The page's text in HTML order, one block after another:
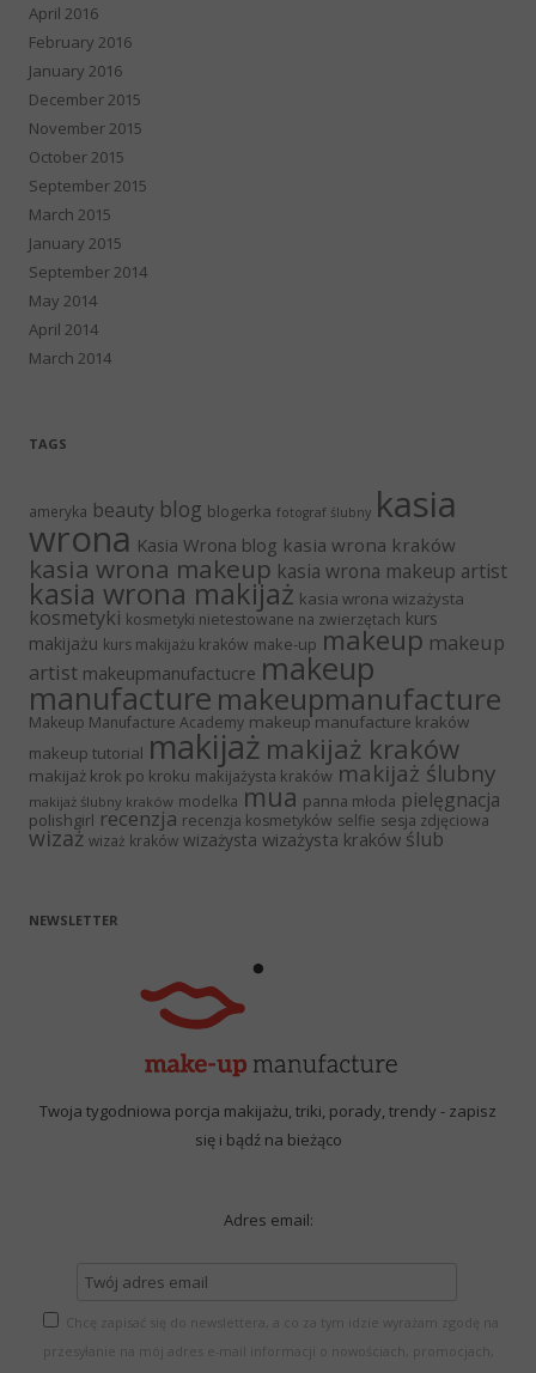
April 2016
February 2016
January 2016
December 2015
November 2015
October 2015
September 2015
March 2015
January 2015
September 2014
May 2014
April 2014
March 2014
TAGS
ameryka beauty blog blogerka fotograf ślubny kasia
wrona Kasia Wrona blog kasia wrona kraków
kasia wrona makeup kasia wrona makeup artist
kasia wrona makijaż kasia wrona wizażysta
kosmetyki kosmetyki nietestowane na zwierzętach kurs
makijażu kurs makijażu kraków make-up makeup makeup
artist makeupmanufactucre makeup
manufacture makeupmanufacture
Makeup Manufacture Academy makeup manufacture kraków
makeup tutorial makijaż makijaż kraków
makijaż krok po kroku makijażysta kraków makijaż ślubny
makijaż ślubny kraków modelka mua panna młoda pielęgnacja
polishgirl recenzja recenzja kosmetyków selfie sesja zdjęciowa
wizaż wizaż kraków wizażysta wizażysta kraków ślub
NEWSLETTER
Twoja tygodniowa porcja makijażu, triki, porady, trendy - zapisz
się i bądź na bieżąco
Adres email:
Chcę zapisać się do newslettera, a co za tym idzie wyrażam zgodę na
przesyłanie na mój adres e-mail informacji o nowościach, promocjach,